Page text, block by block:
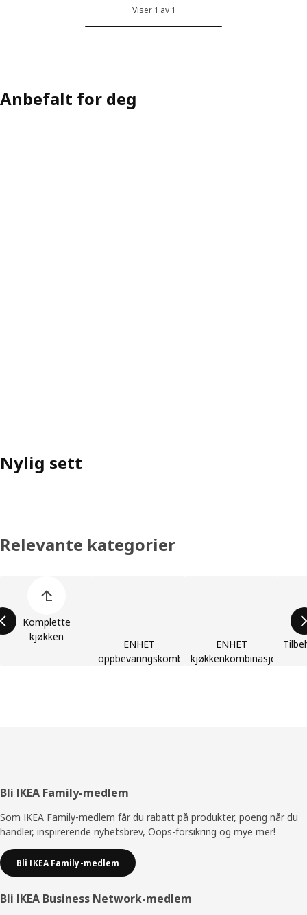
Viser 1 av 1
Anbefalt for deg
Nylig sett
Relevante kategorier
Komplette
kjøkken
ENHET
oppbevaringskombinasjoner
ENHET
kjøkkenkombinasjoner
Bunntekst
Bli IKEA Family-medlem
Som IKEA Family-medlem får du rabatt på produkter, poeng når du
handler, inspirerende nyhetsbrev, Oops-forsikring og mye mer!
Bli IKEA Family-medlem
Bli IKEA Business Network-medlem